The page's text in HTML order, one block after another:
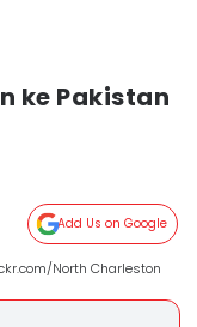
ke Pakistan
Add Us on Google
North Charleston